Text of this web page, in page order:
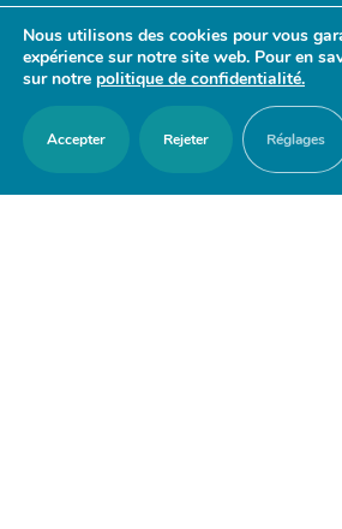
- 17h30
Samedi : 9h30 - 12h
Nous utilisons des cookies pour vous
expérience sur notre site web. Pour en
sur notre politique de confidentialité.
Accepter Rejeter Réglages